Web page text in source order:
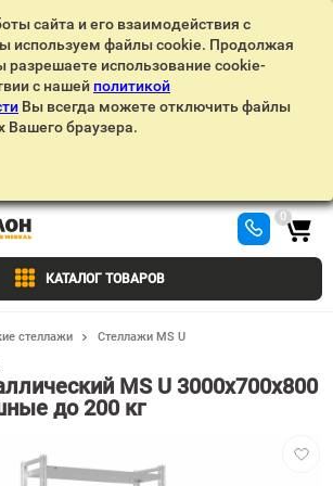
сайта и его взаимодействия с
используем файлы cookie. Продолжая
разрешаете использование cookie-
с нашей политикой
Вы всегда можете отключить файлы
Вашего браузера.
КАТАЛОГ ТОВАРОВ
0
стеллажи Стеллажи MS U
MS U 3000х700х800
до 200 кг